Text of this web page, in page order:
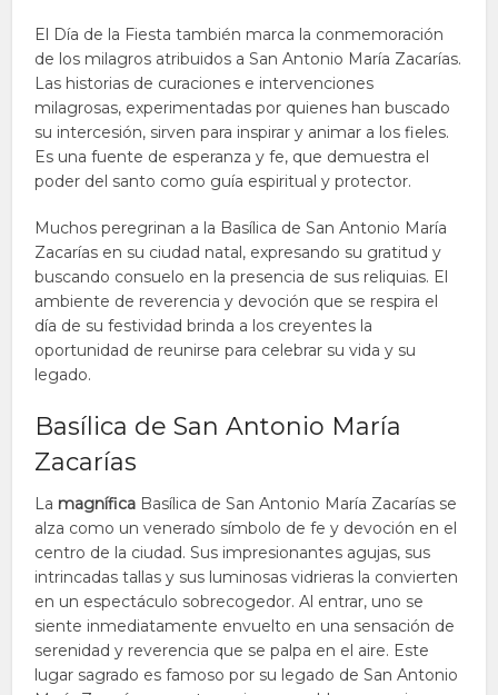
El Día de la Fiesta también marca la conmemoración
de los milagros atribuidos a San Antonio María Zacarías.
Las historias de curaciones e intervenciones
milagrosas, experimentadas por quienes han buscado
su intercesión, sirven para inspirar y animar a los fieles.
Es una fuente de esperanza y fe, que demuestra el
poder del santo como guía espiritual y protector.
Muchos peregrinan a la Basílica de San Antonio María
Zacarías en su ciudad natal, expresando su gratitud y
buscando consuelo en la presencia de sus reliquias. El
ambiente de reverencia y devoción que se respira el
día de su festividad brinda a los creyentes la
oportunidad de reunirse para celebrar su vida y su
legado.
Basílica de San Antonio María
Zacarías
La magnífica Basílica de San Antonio María Zacarías se
alza como un venerado símbolo de fe y devoción en el
centro de la ciudad. Sus impresionantes agujas, sus
intrincadas tallas y sus luminosas vidrieras la convierten
en un espectáculo sobrecogedor. Al entrar, uno se
siente inmediatamente envuelto en una sensación de
serenidad y reverencia que se palpa en el aire. Este
lugar sagrado es famoso por su legado de San Antonio